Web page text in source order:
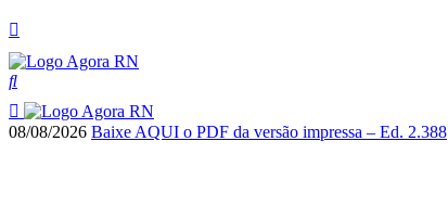
08/08/2026 Baixe AQUI o PDF da versão impressa – Ed. 2.388